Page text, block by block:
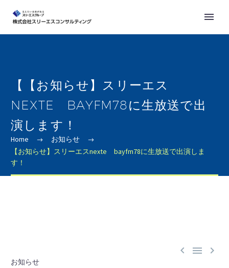
【【お知らせ】スリーエス
NEXTE BAYFM78に生放送で出
演します！
Home
お知らせ
【お知らせ】スリーエスnexte bayfm78に生放送で出演しま
す！
  
お知らせ